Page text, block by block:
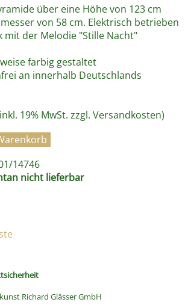
über eine Höhe von 123 cm
von 58 cm. Elektrisch betrieben
mit der Melodie "Stille Nacht"
farbig gestaltet
an innerhalb Deutschlands
19% MwSt. zzgl. Versandkosten)
14746
nicht lieferbar
Richard Glässer GmbH